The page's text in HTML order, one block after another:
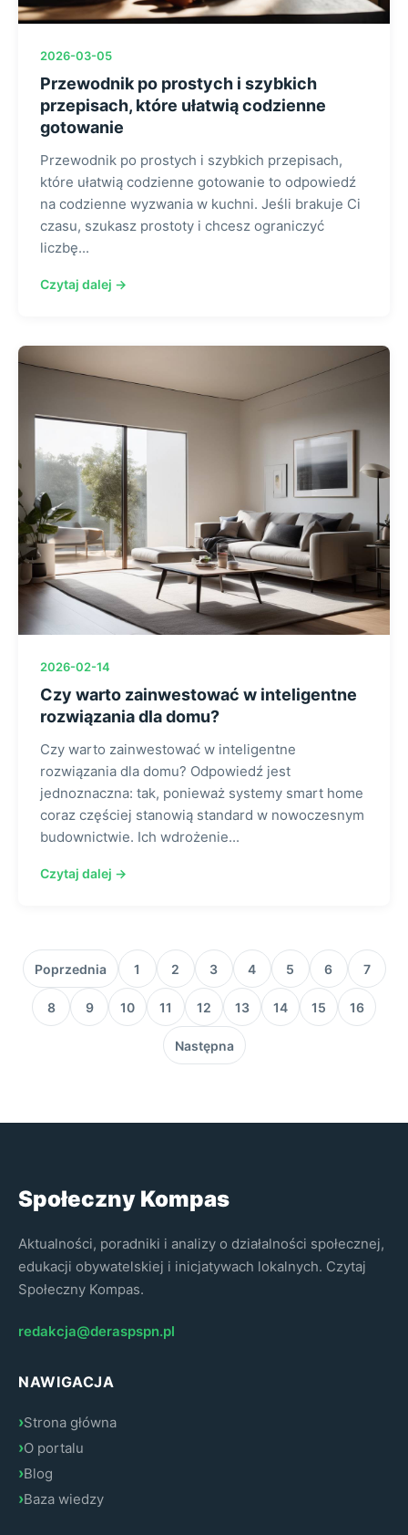
2026-03-05
Przewodnik po prostych i szybkich
przepisach, które ułatwią codzienne
gotowanie
Przewodnik po prostych i szybkich przepisach,
które ułatwią codzienne gotowanie to odpowiedź
na codzienne wyzwania w kuchni. Jeśli brakuje Ci
czasu, szukasz prostoty i chcesz ograniczyć
liczbę...
Czytaj dalej →
2026-02-14
Czy warto zainwestować w inteligentne
rozwiązania dla domu?
Czy warto zainwestować w inteligentne
rozwiązania dla domu? Odpowiedź jest
jednoznaczna: tak, ponieważ systemy smart home
coraz częściej stanowią standard w nowoczesnym
budownictwie. Ich wdrożenie...
Czytaj dalej →
Poprzednia 1 2 3 4 5 6 7
8 9 10 11 12 13 14 15 16
Następna
Społeczny Kompas
Aktualności, poradniki i analizy o działalności społecznej,
edukacji obywatelskiej i inicjatywach lokalnych. Czytaj
Społeczny Kompas.
redakcja@deraspspn.pl
NAWIGACJA
Strona główna
O portalu
Blog
Baza wiedzy